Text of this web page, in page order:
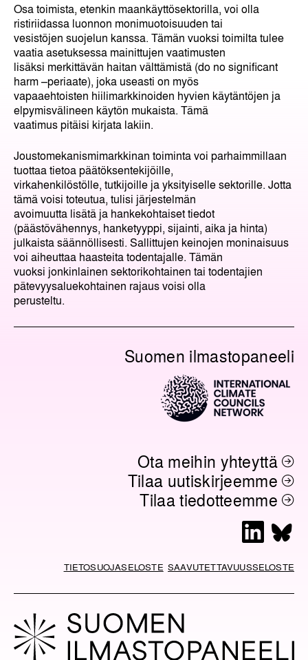
Osa toimista, etenkin maankäyttösektorilla, voi olla
ristiriidassa luonnon monimuotoisuuden tai
vesistöjen suojelun kanssa. Tämän vuoksi toimilta tulee
vaatia asetuksessa mainittujen vaatimusten
lisäksi merkittävän haitan välttämistä (do no significant
harm –periaate), joka useasti on myös
vapaaehtoisten hiilimarkkinoiden hyvien käytäntöjen ja
elpymisvälineen käytön mukaista. Tämä
vaatimus pitäisi kirjata lakiin.
Joustomekanismimarkkinan toiminta voi parhaimmillaan
tuottaa tietoa päätöksentekijöille,
virkahenkilöstölle, tutkijoille ja yksityiselle sektorille. Jotta
tämä voisi toteutua, tulisi järjestelmän
avoimuutta lisätä ja hankekohtaiset tiedot
(päästövähennys, hanketyyppi, sijainti, aika ja hinta)
julkaista säännöllisesti. Sallittujen keinojen moninaisuus
voi aiheuttaa haasteita todentajalle. Tämän
vuoksi jonkinlainen sektorikohtainen tai todentajien
pätevyysaluekohtainen rajaus voisi olla
perusteltu.
Suomen ilmastopaneeli
Ota meihin yhteyttä
Tilaa uutiskirjeemme
Tilaa tiedotteemme
L
n
k
I
u
e
y
TIETOSUOJASELOSTE SAAVUTETTAVUUSSELOSTE